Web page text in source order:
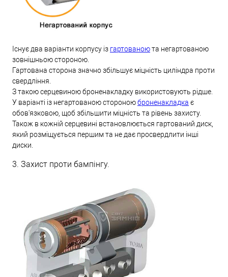
Існує два варіанти корпусу із гартованоюта негартованою
зовнішньою стороною.
Гартована сторона значно збільшує міцність циліндра проти
свердління.
З такою серцевиною броненакладку використовують рідше.
У варіанті із негартованою стороноюброненакладка є
обов'язковою, щоб збільшити міцність та рівень захисту.
Також в кожній серцевині встановлюється гартований диск,
який розміщується першим та не дає просвердлити інші
диски.
3. Захист проти бампінгу.